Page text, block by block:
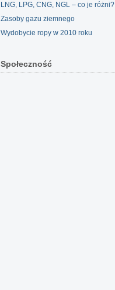
LNG, LPG, CNG, NGL – co je różni?
Zasoby gazu ziemnego
Wydobycie ropy w 2010 roku
Społeczność